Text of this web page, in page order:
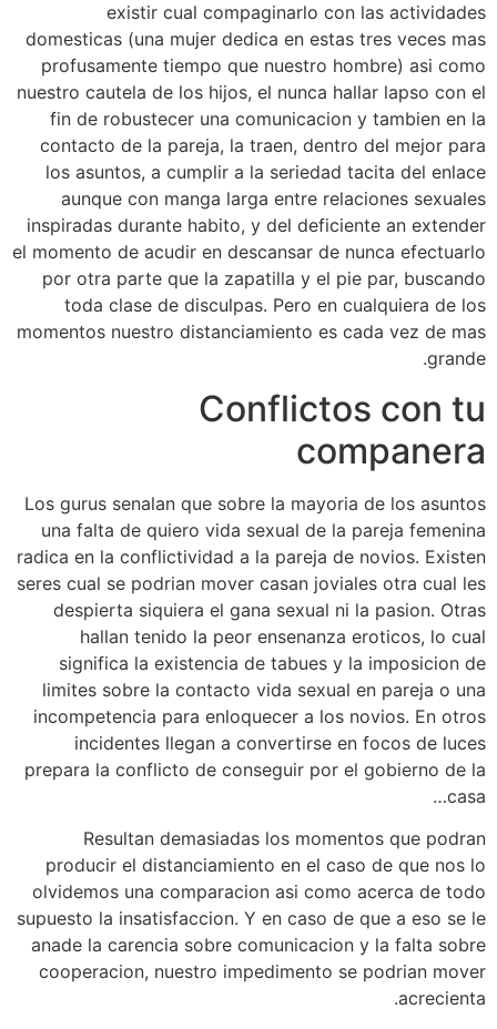
existir cual compaginarlo con las actividades
domesticas (una mujer dedica en estas tres veces mas
profusamente tiempo que nuestro hombre) asi­ como
nuestro cautela de los hijos, el nunca hallar lapso con el
fin de robustecer una comunicacion y tambien en la
contacto de la pareja, la traen, dentro del mejor para
los asuntos, a cumplir a la seriedad tacita del enlace
aunque con manga larga entre relaciones sexuales
inspiradas durante habito, y del deficiente an extender
el momento de acudir en descansar de nunca efectuarlo
por otra parte que la zapatilla y el pie par, buscando
toda clase de disculpas. Pero en cualquiera de los
momentos nuestro distanciamiento es cada vez de mas
grande.
Conflictos con tu
companera
Los gurus senalan que sobre la mayoria de los asuntos
una falta de quiero vida sexual de la pareja femenina
radica en la conflictividad a la pareja de novios. Existen
seres cual se podri­an mover casan joviales otra cual les
despierta siquiera el gana sexual ni la pasion. Otras
hallan tenido la peor ensenanza eroticos, lo cual
significa la existencia de tabues y la imposicion de
limites sobre la contacto vida sexual en pareja o una
incompetencia para enloquecer a los novios. En otros
incidentes llegan a convertirse en focos de luces
prepara la conflicto de conseguir por el gobierno de la
casa…
Resultan demasiadas los momentos que podran
producir el distanciamiento en el caso de que nos lo
olvidemos una comparacion asi­ como acerca de todo
supuesto la insatisfaccion. Y en caso de que a eso se le
anade la carencia sobre comunicacion y la falta sobre
cooperacion, nuestro impedimento se podri­an mover
acrecienta.